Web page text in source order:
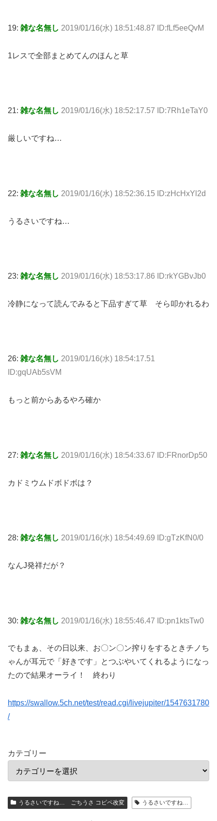
19: 雑な名無し 2019/01/16(水) 18:51:48.87 ID:fLf5eeQvM
1レスで全部まとめてんのほんと草
21: 雑な名無し 2019/01/16(水) 18:52:17.57 ID:7Rh1eTaY0
厳しいですね…
22: 雑な名無し 2019/01/16(水) 18:52:36.15 ID:zHcHxYl2d
うるさいですね…
23: 雑な名無し 2019/01/16(水) 18:53:17.86 ID:rkYGBvJb0
冷静になって読んでみると下品すぎて草 そら叩かれるわ
26: 雑な名無し 2019/01/16(水) 18:54:17.51
ID:gqUAb5sVM
もっと前からあるやろ確か
27: 雑な名無し 2019/01/16(水) 18:54:33.67 ID:FRnorDp50
カドミウムドボドボは？
28: 雑な名無し 2019/01/16(水) 18:54:49.69 ID:gTzKfN0/0
なんJ発祥だが？
30: 雑な名無し 2019/01/16(水) 18:55:46.47 ID:pn1ktsTw0
でもまぁ、その日以来、お〇ン〇ン搾りをするときチノち
ゃんが耳元で「好きです」とつぶやいてくれるようになっ
たので結果オーライ！ 終わり
https://swallow.5ch.net/test/read.cgi/livejupiter/1547631780
/
カテゴリー
うるさいですね… ごちうさ コピペ改変 うるさいですね…